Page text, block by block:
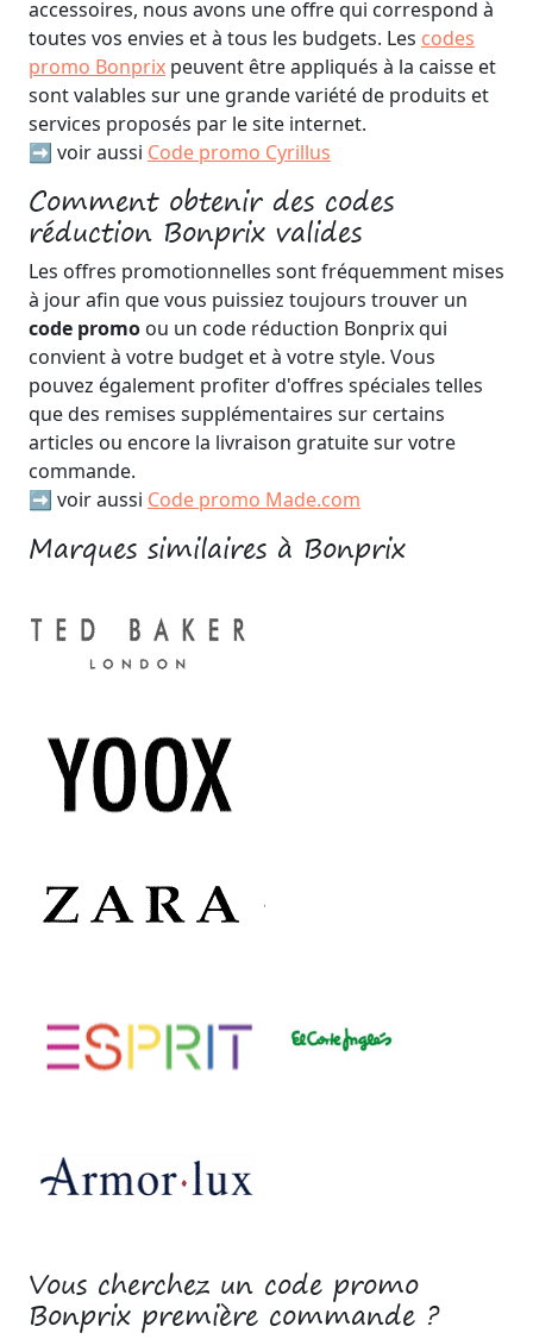
accessoires, nous avons une offre qui correspond à
toutes vos envies et à tous les budgets. Les codes
promo Bonprix peuvent être appliqués à la caisse et
sont valables sur une grande variété de produits et
services proposés par le site internet.
➡️ voir aussi Code promo Cyrillus
Comment obtenir des codes
réduction Bonprix valides
Les offres promotionnelles sont fréquemment mises
à jour afin que vous puissiez toujours trouver un
code promo ou un code réduction Bonprix qui
convient à votre budget et à votre style. Vous
pouvez également profiter d'offres spéciales telles
que des remises supplémentaires sur certains
articles ou encore la livraison gratuite sur votre
commande.
➡️ voir aussi Code promo Made.com
Marques similaires à Bonprix
Vous cherchez un code promo
Bonprix première commande ?